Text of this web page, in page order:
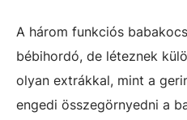
A három funkciós
bébihordó, de léteznek
olyan extrákkal, mint a
engedi összegörnyedni a